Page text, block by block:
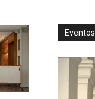
Eventos